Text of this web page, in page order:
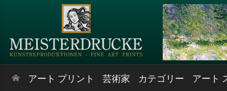
アート プリント 芸術家 カテゴリー アート